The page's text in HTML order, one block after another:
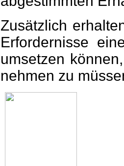
Zusätzlich
Erfordernisse
umsetzen
nehmen zu